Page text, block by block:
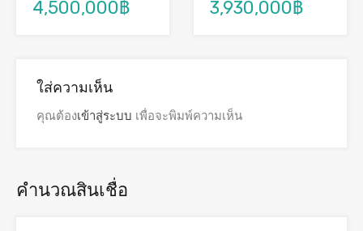
4,500,000฿ 3,930,000฿
ใส่ความเห็น
คุณต้องเข้าสู่ระบบ เพื่อจะพิมพ์ความเห็น
คำนวณสินเชื่อ